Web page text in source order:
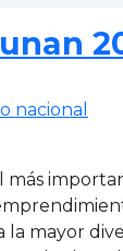
nacional
más
la mayor